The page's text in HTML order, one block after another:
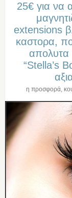
25€ για να
extensions
καστορα,
απολυτα
“Stella’s
η προσφορά,